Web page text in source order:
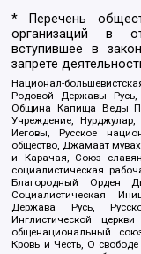
* Перечень
организаций в
вступившее в
запрете
Национал-
Родовой Державы Русь,
Община Капища Веды
Учреждение,
Иеговы, Русское
общество, Джамаат
и Карачая, Союз
социалистическая
Благородный Орден
Социалистическая
Держава Русь,
Инглистической
общенациональный
Кровь и Честь, О